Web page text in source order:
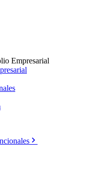
Empresarial